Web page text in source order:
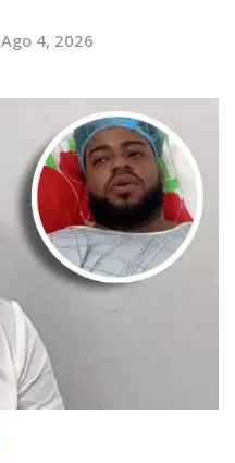
Ago 4, 2026